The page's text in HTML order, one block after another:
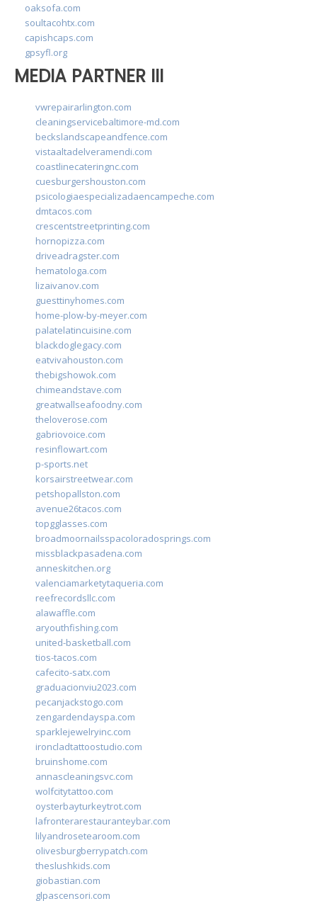
oaksofa.com
soultacohtx.com
capishcaps.com
gpsyfl.org
MEDIA PARTNER III
vwrepairarlington.com
cleaningservicebaltimore-md.com
beckslandscapeandfence.com
vistaaltadelveramendi.com
coastlinecateringnc.com
cuesburgershouston.com
psicologiaespecializadaencampeche.com
dmtacos.com
crescentstreetprinting.com
hornopizza.com
driveadragster.com
hematologa.com
lizaivanov.com
guesttinyhomes.com
home-plow-by-meyer.com
palatelatincuisine.com
blackdoglegacy.com
eatvivahouston.com
thebigshowok.com
chimeandstave.com
greatwallseafoodny.com
theloverose.com
gabriovoice.com
resinflowart.com
p-sports.net
korsairstreetwear.com
petshopallston.com
avenue26tacos.com
topgglasses.com
broadmoornailsspacoloradosprings.com
missblackpasadena.com
anneskitchen.org
valenciamarketytaqueria.com
reefrecordsllc.com
alawaffle.com
aryouthfishing.com
united-basketball.com
tios-tacos.com
cafecito-satx.com
graduacionviu2023.com
pecanjackstogo.com
zengardendayspa.com
sparklejewelryinc.com
ironcladtattoostudio.com
bruinshome.com
annascleaningsvc.com
wolfcitytattoo.com
oysterbayturkeytrot.com
lafronterarestauranteybar.com
lilyandrosetearoom.com
olivesburgberrypatch.com
theslushkids.com
giobastian.com
glpascensori.com